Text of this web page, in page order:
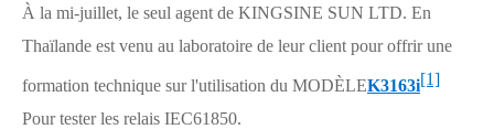
À la mi-juillet, le seul agent de KINGSINE SUN LTD. En
Thaïlande est venu au laboratoire de leur client pour offrir une
formation technique sur l'utilisation du MODÈLEK3163i[1]
Pour tester les relais IEC61850.